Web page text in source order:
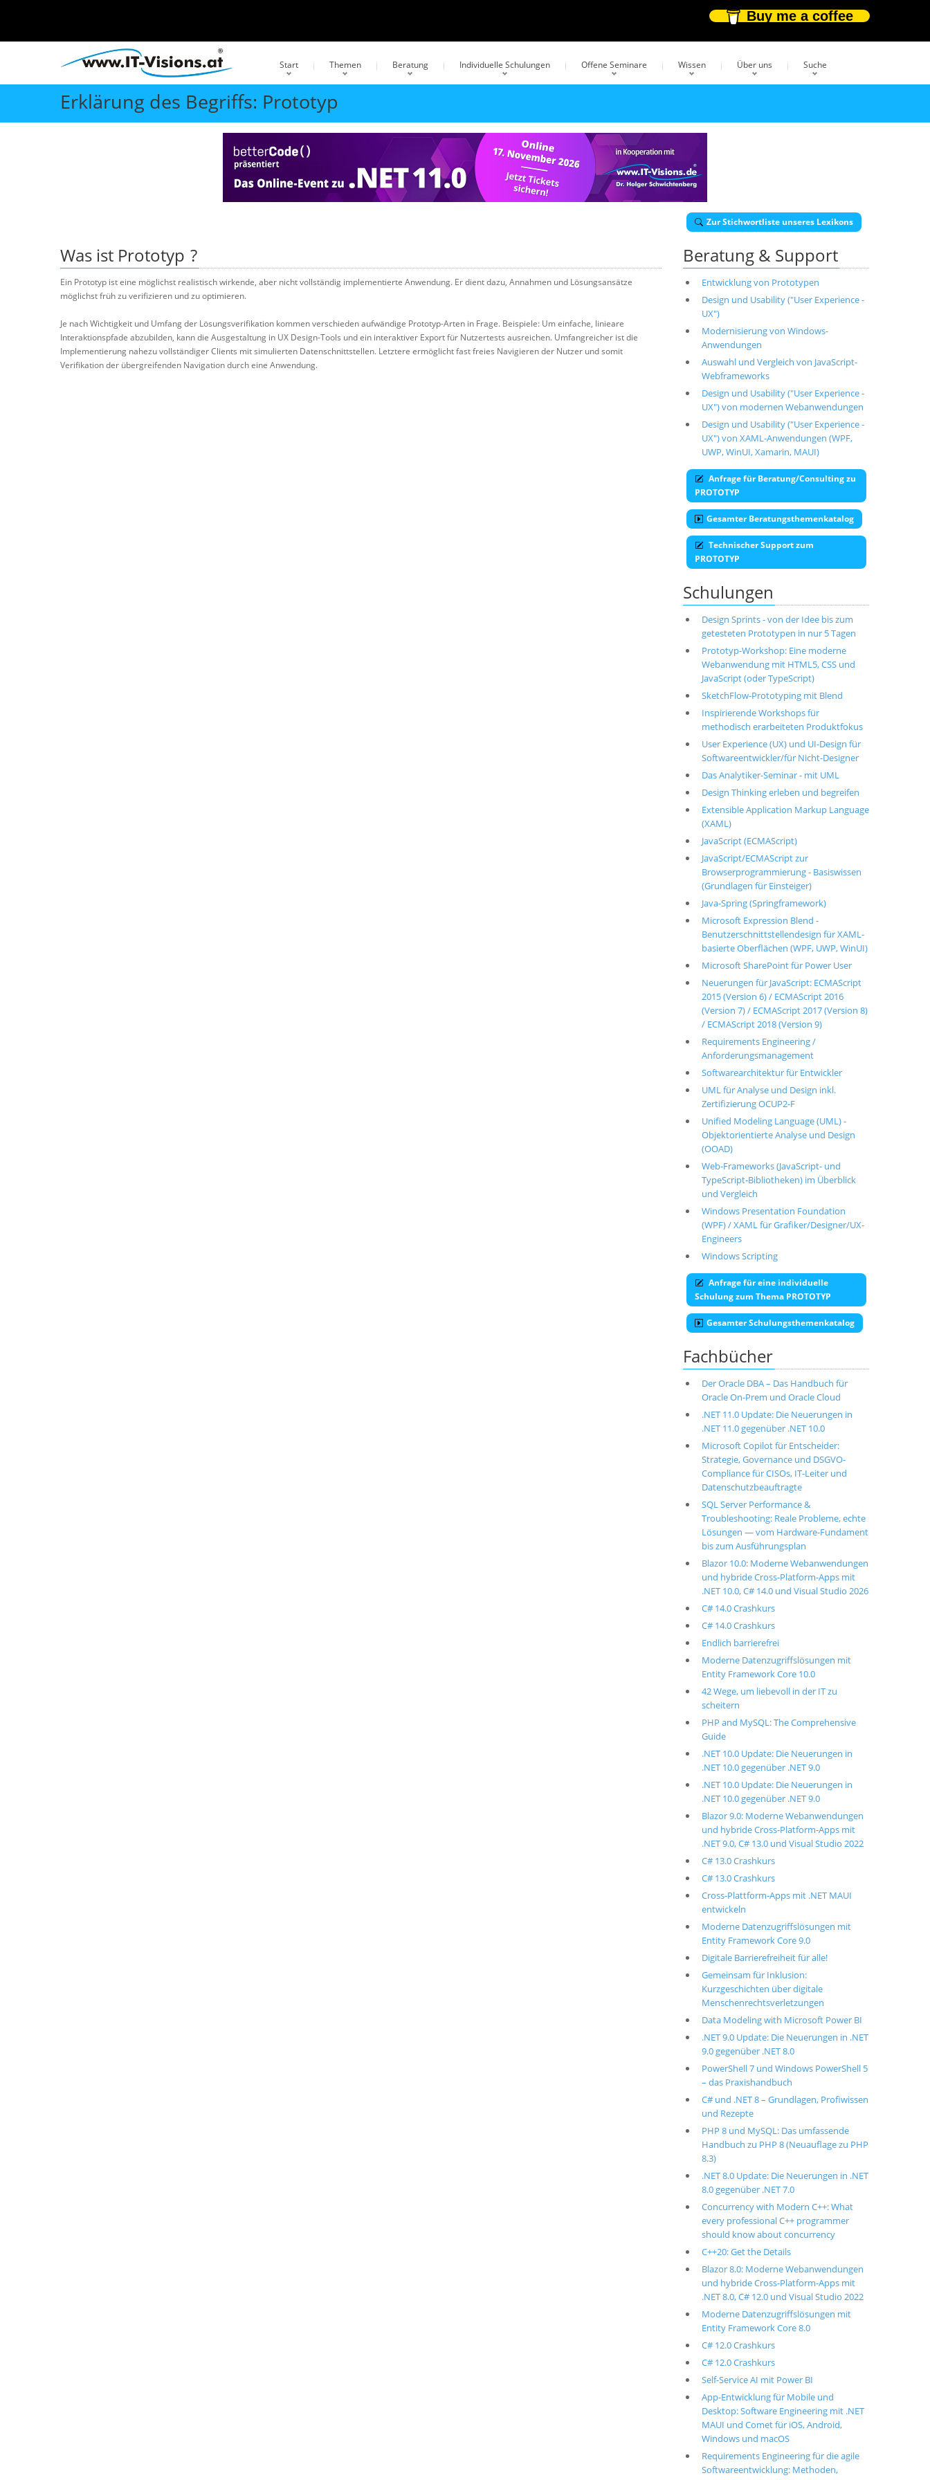
Buy me a coffee
Start Themen Beratung Individuelle Schulungen Offene Seminare Wissen Über uns Suche
Erklärung des Begriffs: Prototyp
Zur Stichwortliste unseres Lexikons
Was ist Prototyp ?
Ein Prototyp ist eine möglichst realistisch wirkende, aber nicht vollständig implementierte Anwendung. Er dient dazu, Annahmen und Lösungsansätze
möglichst früh zu verifizieren und zu optimieren.
Je nach Wichtigkeit und Umfang der Lösungsverifikation kommen verschieden aufwändige Prototyp-Arten in Frage. Beispiele: Um einfache, linieare
Interaktionspfade abzubilden, kann die Ausgestaltung in UX Design-Tools und ein interaktiver Export für Nutzertests ausreichen. Umfangreicher ist die
Implementierung nahezu vollständiger Clients mit simulierten Datenschnittstellen. Letztere ermöglicht fast freies Navigieren der Nutzer und somit
Verifikation der übergreifenden Navigation durch eine Anwendung.
Beratung & Support
Entwicklung von Prototypen
Design und Usability ("User Experience -
UX")
Modernisierung von Windows-
Anwendungen
Auswahl und Vergleich von JavaScript-
Webframeworks
Design und Usability ("User Experience -
UX") von modernen Webanwendungen
Design und Usability ("User Experience -
UX") von XAML-Anwendungen (WPF,
UWP, WinUI, Xamarin, MAUI)
Anfrage für Beratung/Consulting zu
PROTOTYP
Gesamter Beratungsthemenkatalog
Technischer Support zum
PROTOTYP
Schulungen
Design Sprints - von der Idee bis zum
getesteten Prototypen in nur 5 Tagen
Prototyp-Workshop: Eine moderne
Webanwendung mit HTML5, CSS und
JavaScript (oder TypeScript)
SketchFlow-Prototyping mit Blend
Inspirierende Workshops für
methodisch erarbeiteten Produktfokus
User Experience (UX) und UI-Design für
Softwareentwickler/für Nicht-Designer
Das Analytiker-Seminar - mit UML
Design Thinking erleben und begreifen
Extensible Application Markup Language
(XAML)
JavaScript (ECMAScript)
JavaScript/ECMAScript zur
Browserprogrammierung - Basiswissen
(Grundlagen für Einsteiger)
Java-Spring (Springframework)
Microsoft Expression Blend -
Benutzerschnittstellendesign für XAML-
basierte Oberflächen (WPF, UWP, WinUI)
Microsoft SharePoint für Power User
Neuerungen für JavaScript: ECMAScript
2015 (Version 6) / ECMAScript 2016
(Version 7) / ECMAScript 2017 (Version 8)
/ ECMAScript 2018 (Version 9)
Requirements Engineering /
Anforderungsmanagement
Softwarearchitektur für Entwickler
UML für Analyse und Design inkl.
Zertifizierung OCUP2-F
Unified Modeling Language (UML) -
Objektorientierte Analyse und Design
(OOAD)
Web-Frameworks (JavaScript- und
TypeScript-Bibliotheken) im Überblick
und Vergleich
Windows Presentation Foundation
(WPF) / XAML für Grafiker/Designer/UX-
Engineers
Windows Scripting
Anfrage für eine individuelle
Schulung zum Thema PROTOTYP
Gesamter Schulungsthemenkatalog
Fachbücher
Der Oracle DBA – Das Handbuch für
Oracle On-Prem und Oracle Cloud
.NET 11.0 Update: Die Neuerungen in
.NET 11.0 gegenüber .NET 10.0
Microsoft Copilot für Entscheider:
Strategie, Governance und DSGVO-
Compliance für CISOs, IT-Leiter und
Datenschutzbeauftragte
SQL Server Performance &
Troubleshooting: Reale Probleme, echte
Lösungen — vom Hardware-Fundament
bis zum Ausführungsplan
Blazor 10.0: Moderne Webanwendungen
und hybride Cross-Platform-Apps mit
.NET 10.0, C# 14.0 und Visual Studio 2026
C# 14.0 Crashkurs
C# 14.0 Crashkurs
Endlich barrierefrei
Moderne Datenzugriffslösungen mit
Entity Framework Core 10.0
42 Wege, um liebevoll in der IT zu
scheitern
PHP and MySQL: The Comprehensive
Guide
.NET 10.0 Update: Die Neuerungen in
.NET 10.0 gegenüber .NET 9.0
.NET 10.0 Update: Die Neuerungen in
.NET 10.0 gegenüber .NET 9.0
Blazor 9.0: Moderne Webanwendungen
und hybride Cross-Platform-Apps mit
.NET 9.0, C# 13.0 und Visual Studio 2022
C# 13.0 Crashkurs
C# 13.0 Crashkurs
Cross-Plattform-Apps mit .NET MAUI
entwickeln
Moderne Datenzugriffslösungen mit
Entity Framework Core 9.0
Digitale Barrierefreiheit für alle!
Gemeinsam für Inklusion:
Kurzgeschichten über digitale
Menschenrechtsverletzungen
Data Modeling with Microsoft Power BI
.NET 9.0 Update: Die Neuerungen in .NET
9.0 gegenüber .NET 8.0
PowerShell 7 und Windows PowerShell 5
– das Praxishandbuch
C# und .NET 8 – Grundlagen, Profiwissen
und Rezepte
PHP 8 und MySQL: Das umfassende
Handbuch zu PHP 8 (Neuauflage zu PHP
8.3)
.NET 8.0 Update: Die Neuerungen in .NET
8.0 gegenüber .NET 7.0
Concurrency with Modern C++: What
every professional C++ programmer
should know about concurrency
C++20: Get the Details
Blazor 8.0: Moderne Webanwendungen
und hybride Cross-Platform-Apps mit
.NET 8.0, C# 12.0 und Visual Studio 2022
Moderne Datenzugriffslösungen mit
Entity Framework Core 8.0
C# 12.0 Crashkurs
C# 12.0 Crashkurs
Self-Service AI mit Power BI
App-Entwicklung für Mobile und
Desktop: Software Engineering mit .NET
MAUI und Comet für iOS, Android,
Windows und macOS
Requirements Engineering für die agile
Softwareentwicklung: Methoden,